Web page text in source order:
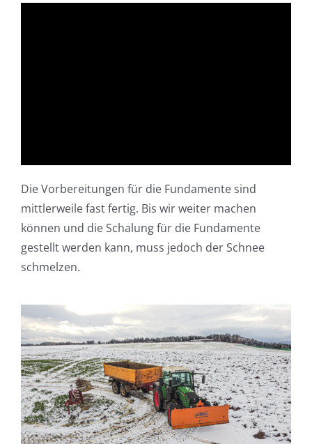
Die Vorbereitungen für die Fundamente sind
mittlerweile fast fertig. Bis wir weiter machen
können und die Schalung für die Fundamente
gestellt werden kann, muss jedoch der Schnee
schmelzen.